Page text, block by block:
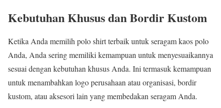
Kebutuhan Khusus dan Bordir Kustom
Ketika Anda memilih polo shirt terbaik untuk seragam kaos polo
Anda, Anda sering memiliki kemampuan untuk menyesuaikannya
sesuai dengan kebutuhan khusus Anda. Ini termasuk kemampuan
untuk menambahkan logo perusahaan atau organisasi, bordir
kustom, atau aksesori lain yang membedakan seragam Anda.